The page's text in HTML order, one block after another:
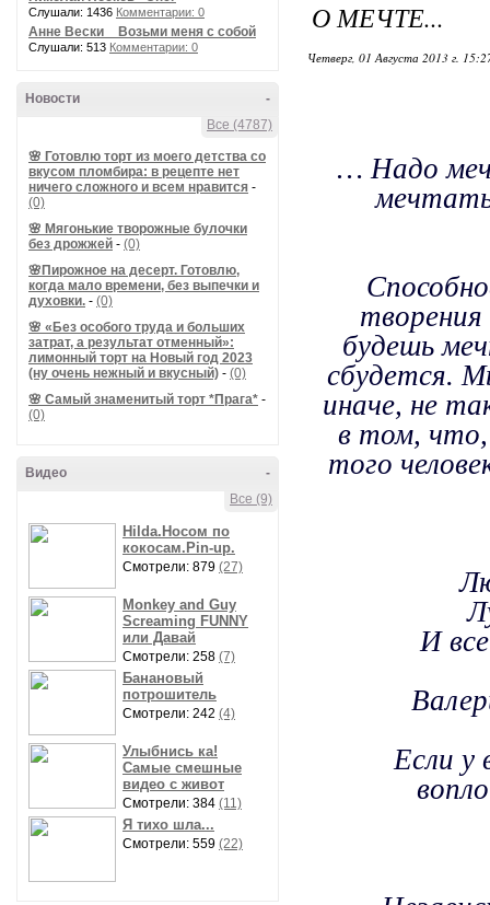
Слушали: 1436 Комментарии: 0
Анне Вески _ Возьми меня с собой
Слушали: 513 Комментарии: 0
-
Новости
Все (4787)
🌸 Готовлю торт из моего детства со
вкусом пломбира: в рецепте нет
ничего сложного и всем нравится -
(0)
🌸 Мягонькие творожные булочки
без дрожжей - (0)
🌸Пирожное на десерт. Готовлю,
когда мало времени, без выпечки и
духовки. - (0)
🌸 «Без особого труда и больших
затрат, а результат отменный»:
лимонный торт на Новый год 2023
(ну очень нежный и вкусный) - (0)
🌸 Самый знаменитый торт *Прага* -
(0)
-
Видео
Все (9)
Hilda.Носом по
кокосам.Pin-up.
Смотрели: 879 (27)
Monkey and Guy
Screaming FUNNY
или Давай
Смотрели: 258 (7)
Банановый
потрошитель
Смотрели: 242 (4)
Улыбнись ка!
Самые смешные
видео с живот
Смотрели: 384 (11)
Я тихо шла...
Смотрели: 559 (22)
О МЕЧТЕ...
Четверг, 01 Августа 2013 г.
… Надо
будешь
сбудется.
иначе, не
в том, что,
того
И
Если у